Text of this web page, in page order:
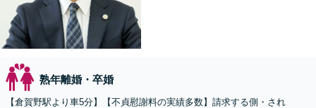
熟年離婚・卒婚
【倉賀野駅より車5分】【不貞慰謝料の実績多数】請求する側・され